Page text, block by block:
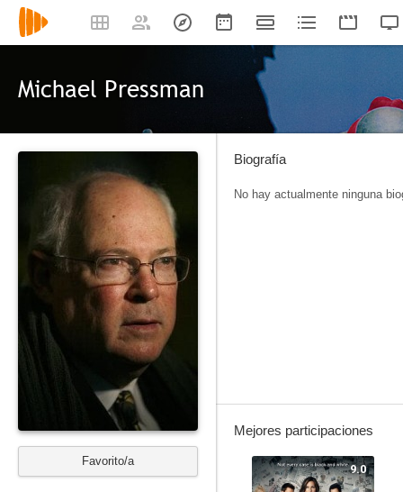
Michael Pressman
Favorito/a
Biografía
No hay actualmente ninguna
Mejores participaciones
9.0